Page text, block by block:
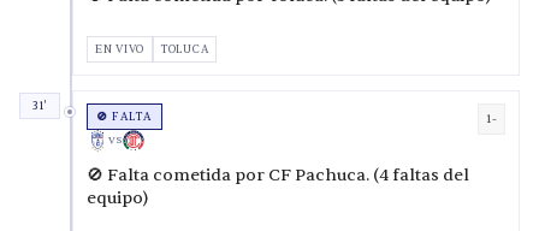
EN VIVO TOLUCA
31'
🚫 FALTA
VS
1-
🚫 Falta cometida por CF Pachuca. (4 faltas del
equipo)